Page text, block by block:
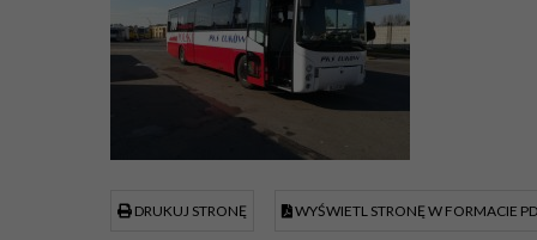
DRUKUJ STRONĘ WYŚWIETL STRONĘ W FORMACIE